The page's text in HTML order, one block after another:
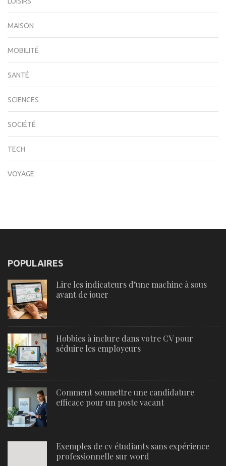
MAISON
MOBILITÉ
SANTÉ
SCIENCES
SOCIÉTÉ
TECH
VOYAGE
POPULAIRES
Lire les indicateurs d’une machine à sous
avant de jouer
Hobbies à inclure dans votre CV pour
séduire les employeurs
Comment soumettre une candidature
efficace pour un poste vacant
Exemples de cv étudiants sans expérience
professionnelle sur word